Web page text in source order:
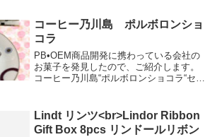
ので、今日書かせていただきます。カカ
オ100%の「タブレッ...
コーヒー乃川島 ポルボロンショ
コラ
PB•OEM商品開発に携わっている会社の
お菓子を発見したので、ご紹介します。
コーヒー乃川島“ポルボロンショコラ“セレ
食感で、スペインのお菓子だそうです。
口の中に入れて崩...
Lindt リンツ<br>Lindor Ribbon
Gift Box 8pcs リンドールリボン